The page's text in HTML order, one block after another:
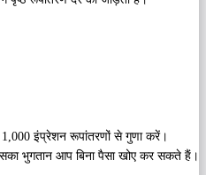
इंप्रेशन रूपांतरणों से गुणा करें।
भुगतान आप बिना पैसा खोए कर सकते हैं।